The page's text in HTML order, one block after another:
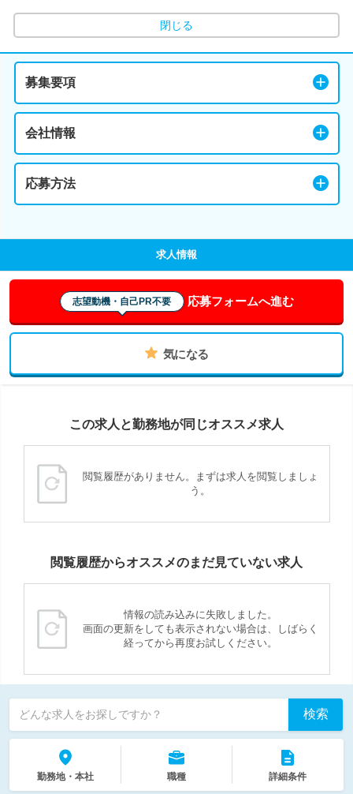
閉じる
募集要項
会社情報
応募方法
求人情報
志望動機・自己PR不要 応募フォームへ進む
気になる
この求人と勤務地が同じオススメ求人
閲覧履歴がありません。まずは求人を閲覧しましょ
う。
閲覧履歴からオススメのまだ見ていない求人
情報の読み込みに失敗しました。
画面の更新をしても表示されない場合は、しばらく
経ってから再度お試しください。
どんな求人をお探しですか？ 検索
勤務地・本社 職種 詳細条件